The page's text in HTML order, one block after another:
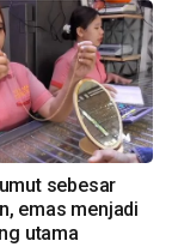
sebesar
emas menjadi
utama